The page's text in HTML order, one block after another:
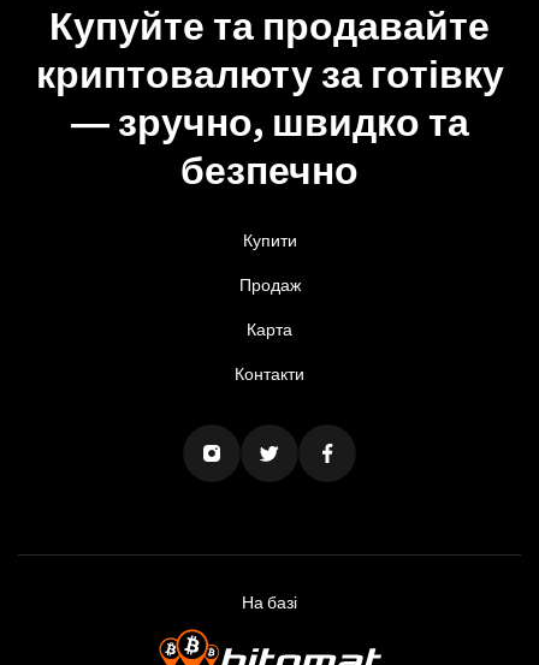
Купуйте та продавайте
криптовалюту за готівку
— зручно, швидко та
безпечно
Купити
Продаж
Карта
Контакти
На базі